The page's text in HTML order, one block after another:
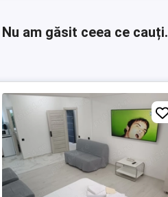
Nu am găsit ceea ce cauți.